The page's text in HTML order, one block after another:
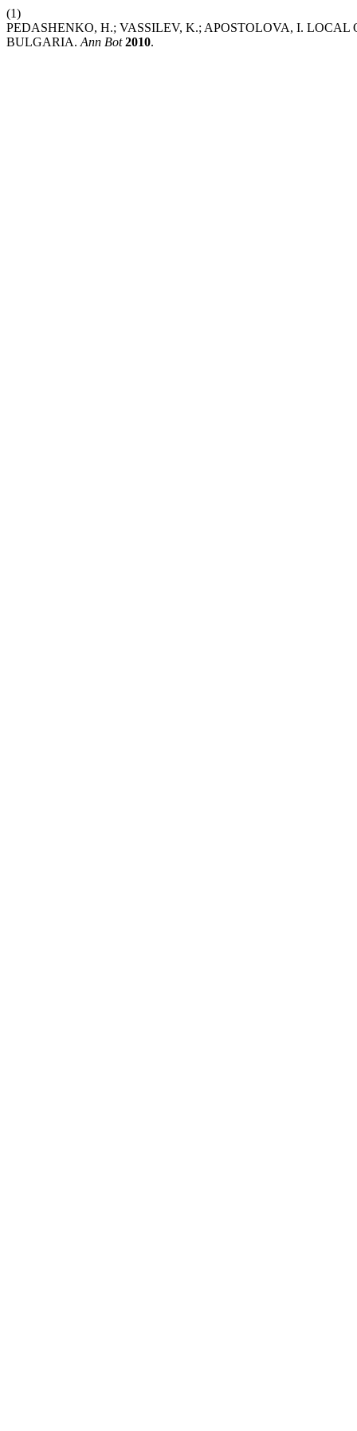
(1)
PEDASHENKO, H.; VASSILEV, K.; APOSTOLOVA, I.
BULGARIA. Ann Bot 2010.